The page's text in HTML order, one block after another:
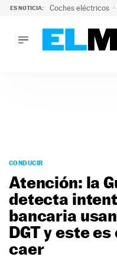
ES NOTICIA: Coches eléctricos
PODCAST
MOTOS
TECNOLOGÍA
SUPERCOCHES
MOTORTV
SERVICIOS
CONDUCIR
Atención: la
detecta
bancaria
DGT y este
caer